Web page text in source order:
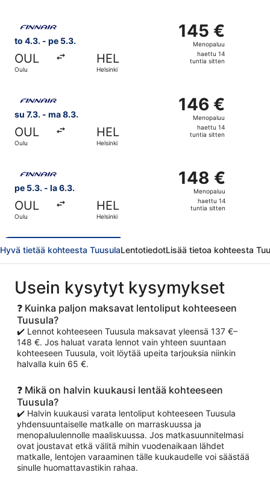
to 4.3. - pe 5.3.
OUL
Oulu
HEL
Helsinki
145 €
Menopaluu,
haettu
145 €
Menopaluu
haettu 14
tuntia sitten
su 7.3. - ma 8.3.
OUL
Oulu
HEL
Helsinki
146 €
Menopaluu,
haettu
146 €
Menopaluu
haettu 14
tuntia sitten
pe 5.3. - la 6.3.
OUL
Oulu
HEL
Helsinki
148 €
Menopaluu,
haettu
148 €
Menopaluu
haettu 14
tuntia sitten
Hyvä tietää kohteesta TuusulaLentotiedotLisää tietoa kohteesta
Usein kysytyt kysymykset
❓ Kuinka paljon maksavat lentoliput kohteeseen
Tuusula?
✔️ Lennot kohteeseen Tuusula maksavat yleensä 137 €–
148 €. Jos haluat varata lennot vain yhteen suuntaan
kohteeseen Tuusula, voit löytää upeita tarjouksia niinkin
halvalla kuin 65 €.
❓ Mikä on halvin kuukausi lentää kohteeseen
Tuusula?
✔️ Halvin kuukausi varata lentoliput kohteeseen Tuusula
yhdensuuntaiselle matkalle on marraskuussa ja
menopaluulennolle maaliskuussa. Jos matkasuunnitelmasi
ovat joustavat etkä välitä mihin vuodenaikaan lähdet
matkalle, lentojen varaaminen tälle kuukaudelle voi säästää
sinulle huomattavastikin rahaa.